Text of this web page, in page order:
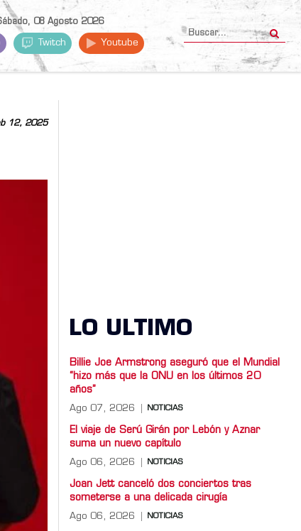
08 Agosto 2026
Twitch Youtube
12, 2025
LO ULTIMO
Billie Joe Armstrong aseguró que el Mundial
“hizo más que la ONU en los últimos 20
años”
Ago 07, 2026 NOTICIAS
El viaje de Serú Girán por Lebón y Aznar
suma un nuevo capítulo
Ago 06, 2026 NOTICIAS
Joan Jett canceló dos conciertos tras
someterse a una delicada cirugía
Ago 06, 2026 NOTICIAS